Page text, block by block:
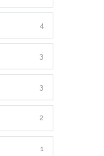
4
3
3
2
1